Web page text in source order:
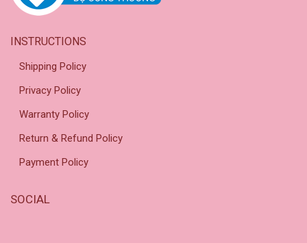
INSTRUCTIONS
Shipping Policy
Privacy Policy
Warranty Policy
Return & Refund Policy
Payment Policy
SOCIAL